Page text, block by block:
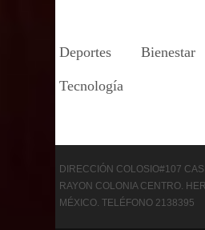
Deportes Bienestar
Tecnología
DIRECCIÓN COLOSIO#107
RAYON COLONIA CENTRO.
MÉXICO. TELÉFONO 2138395